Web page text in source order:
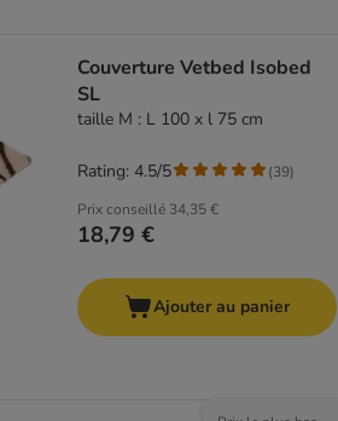
Couverture Vetbed Isobed
SL
taille M : L 100 x l 75 cm
Prix conseillé 34,35 €
18,79 €
Rating: 4.5/5 (39)
Ajouter au panier